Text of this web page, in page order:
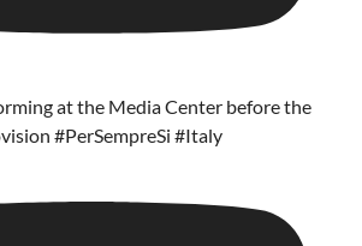
at the Media Center before the
#PerSempreSi #Italy